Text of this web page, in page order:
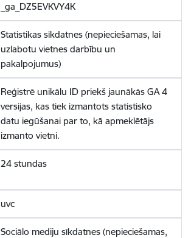
_ga_DZ5EVKVY4K
Statistikas sīkdatnes (nepieciešamas, lai
uzlabotu vietnes darbību un
pakalpojumus)
Reģistrē unikālu ID priekš jaunākās GA 4
versijas, kas tiek izmantots statistisko
datu iegūšanai par to, kā apmeklētājs
izmanto vietni.
24 stundas
uvc
Sociālo mediju sīkdatnes (nepieciešamas,